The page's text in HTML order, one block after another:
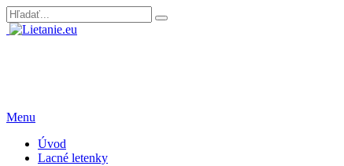
Menu
Úvod
Lacné letenky